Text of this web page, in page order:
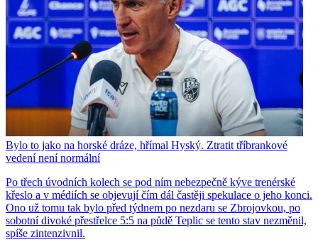
Bylo to jako na horské dráze, hřímal Hyský. Ztratit tříbrankové
vedení není normální
Po třech úvodních kolech se pod ním nebezpečně kýve trenérské
křeslo a v médiích se objevují čím dál častěji spekulace o jeho konci.
Ono už tomu tak bylo před týdnem po nezdaru se Zbrojovkou, po
sobotní divoké přestřelce 5:5 na půdě Teplic se tento stav nezměnil,
spíše zintenzivnil.